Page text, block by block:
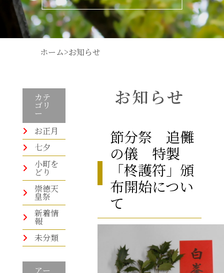
ホーム>お知らせ
カテ
ゴリ
ー
お正月
七夕
小町を
どり
崇徳天
皇祭
新着情
報
未分類
アー
お知らせ
節分祭 追儺
の儀 特製
「柊護符」頒
布開始につい
て